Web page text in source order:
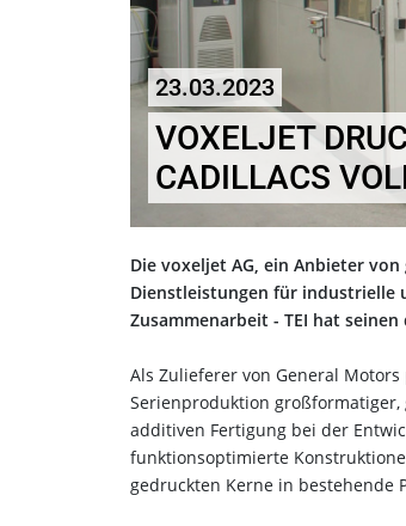
23.03.2023
VOXELJET
CADILLACS
Die voxeljet AG, ein Anbieter
Dienstleistungen für industrielle
Zusammenarbeit - TEI hat
Als Zulieferer von General
Serienproduktion großformatiger,
additiven Fertigung bei der
funktionsoptimierte
gedruckten Kerne in bestehende